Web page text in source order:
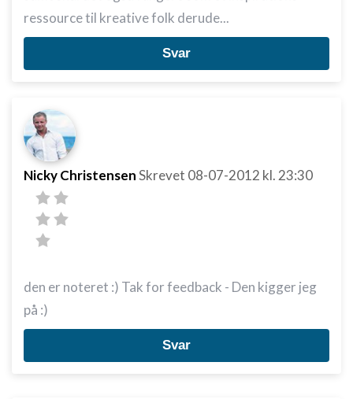
ressource til kreative folk derude...
Svar
Nicky ChristensenSkrevet 08-07-2012 kl. 23:30
den er noteret :) Tak for feedback - Den kigger jeg
på :)
Svar